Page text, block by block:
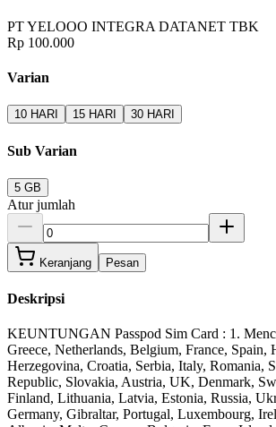
PT YELOOO INTEGRA DATANET TBK
Rp 100.000
Varian
10 HARI 15 HARI 30 HARI
Sub Varian
5 GB
Atur jumlah
Keranjang Pesan
Deskripsi
KEUNTUNGAN Passpod Sim Card : 1.
Greece, Netherlands, Belgium, France, Spain,
Herzegovina, Croatia, Serbia, Italy, Romania,
Republic, Slovakia, Austria, UK, Denmark,
Finland, Lithuania, Latvia, Estonia, Russia,
Germany, Gibraltar, Portugal, Luxembourg,